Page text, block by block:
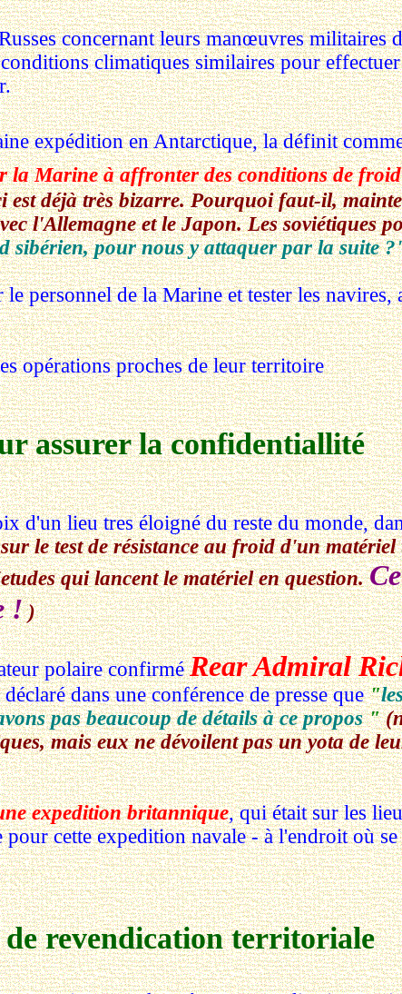
concernant leurs manœuvres militaires
climatiques similaires pour
expédition en Antarctique, la définit
la Marine à affronter des conditions de
déjà très bizarre. Pourquoi faut-il,
l'Allemagne et le Japon. Les soviétiques
pour nous y attaquer par la suite
personnel de la Marine et tester les navires,
opérations proches de leur territoire
assurer la confidentiallité
d'un lieu tres éloigné du reste du monde,
le test de résistance au froid d'un
qui lancent le matériel en question.
!)
polaire confirméRear Admiral
dans une conférence de presse que"
pas beaucoup de détails à ce propos"
mais eux ne dévoilent pas un yota de
expedition britannique, qui était sur les
cette expedition navale - à l'endroit où
de revendication territoriale